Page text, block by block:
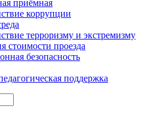
приёмная
коррупции
терроризму и экстремизму
стоимости проезда
безопасность
поддержка